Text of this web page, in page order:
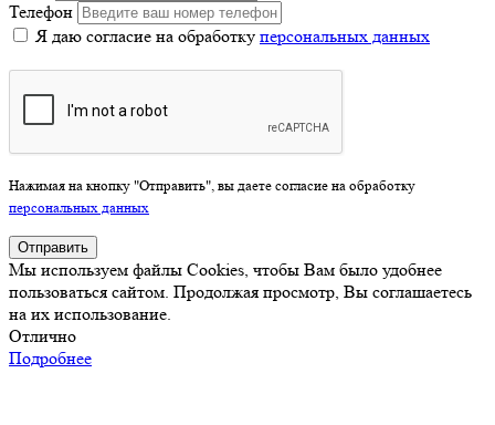
Телефон
Я даю согласие на обработку персональных данных
Нажимая на кнопку "Отправить", вы даете согласие на обработку
персональных данных
Отправить
Мы используем файлы Cookies, чтобы Вам было удобнее
пользоваться сайтом. Продолжая просмотр, Вы соглашаетесь
на их использование.
Отлично
Подробнее